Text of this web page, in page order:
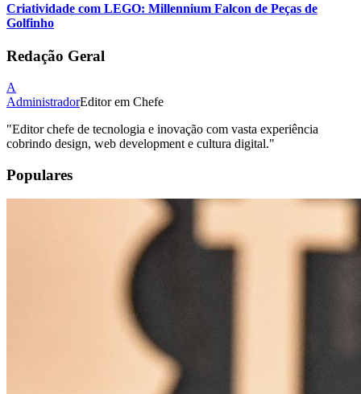
Criatividade com LEGO: Millennium Falcon de Peças de
Golfinho
Redação Geral
A
AdministradorEditor em Chefe
"Editor chefe de tecnologia e inovação com vasta experiência
cobrindo design, web development e cultura digital."
Populares